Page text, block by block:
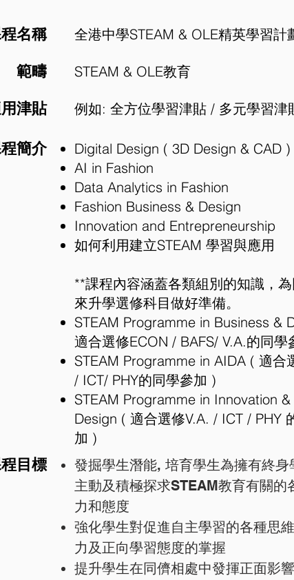
名稱
範疇
津貼
簡介
目標
全港中學STEAM & OLE精英學習計
STEAM & OLE教育
例如: 全方位學習津貼 / 多元學習津
Digital Design ( 3D Design & CAD )
AI in Fashion
Data Analytics in Fashion
Fashion Business & Design
Innovation and Entrepreneurship
如何利用建立STEAM 學習與應用
**課程內容涵蓋各類組別的知識，
來升學選修科目做好準備。
STEAM Programme in Business &
適合選修ECON / BAFS/ V.A.的同學
STEAM Programme in AIDA ( 適合
/ ICT/ PHY的同學參加 )
STEAM Programme in Innovation
Design ( 適合選修V.A. / ICT / PHY
加 )
發掘學生潛能, 培育學生為擁有終身
主動及積極探求STEAM教育有關的
力和態度
強化學生對促進自主學習的各種思
力及正向學習態度的掌握
提升學生在同儕相處中發揮正面影